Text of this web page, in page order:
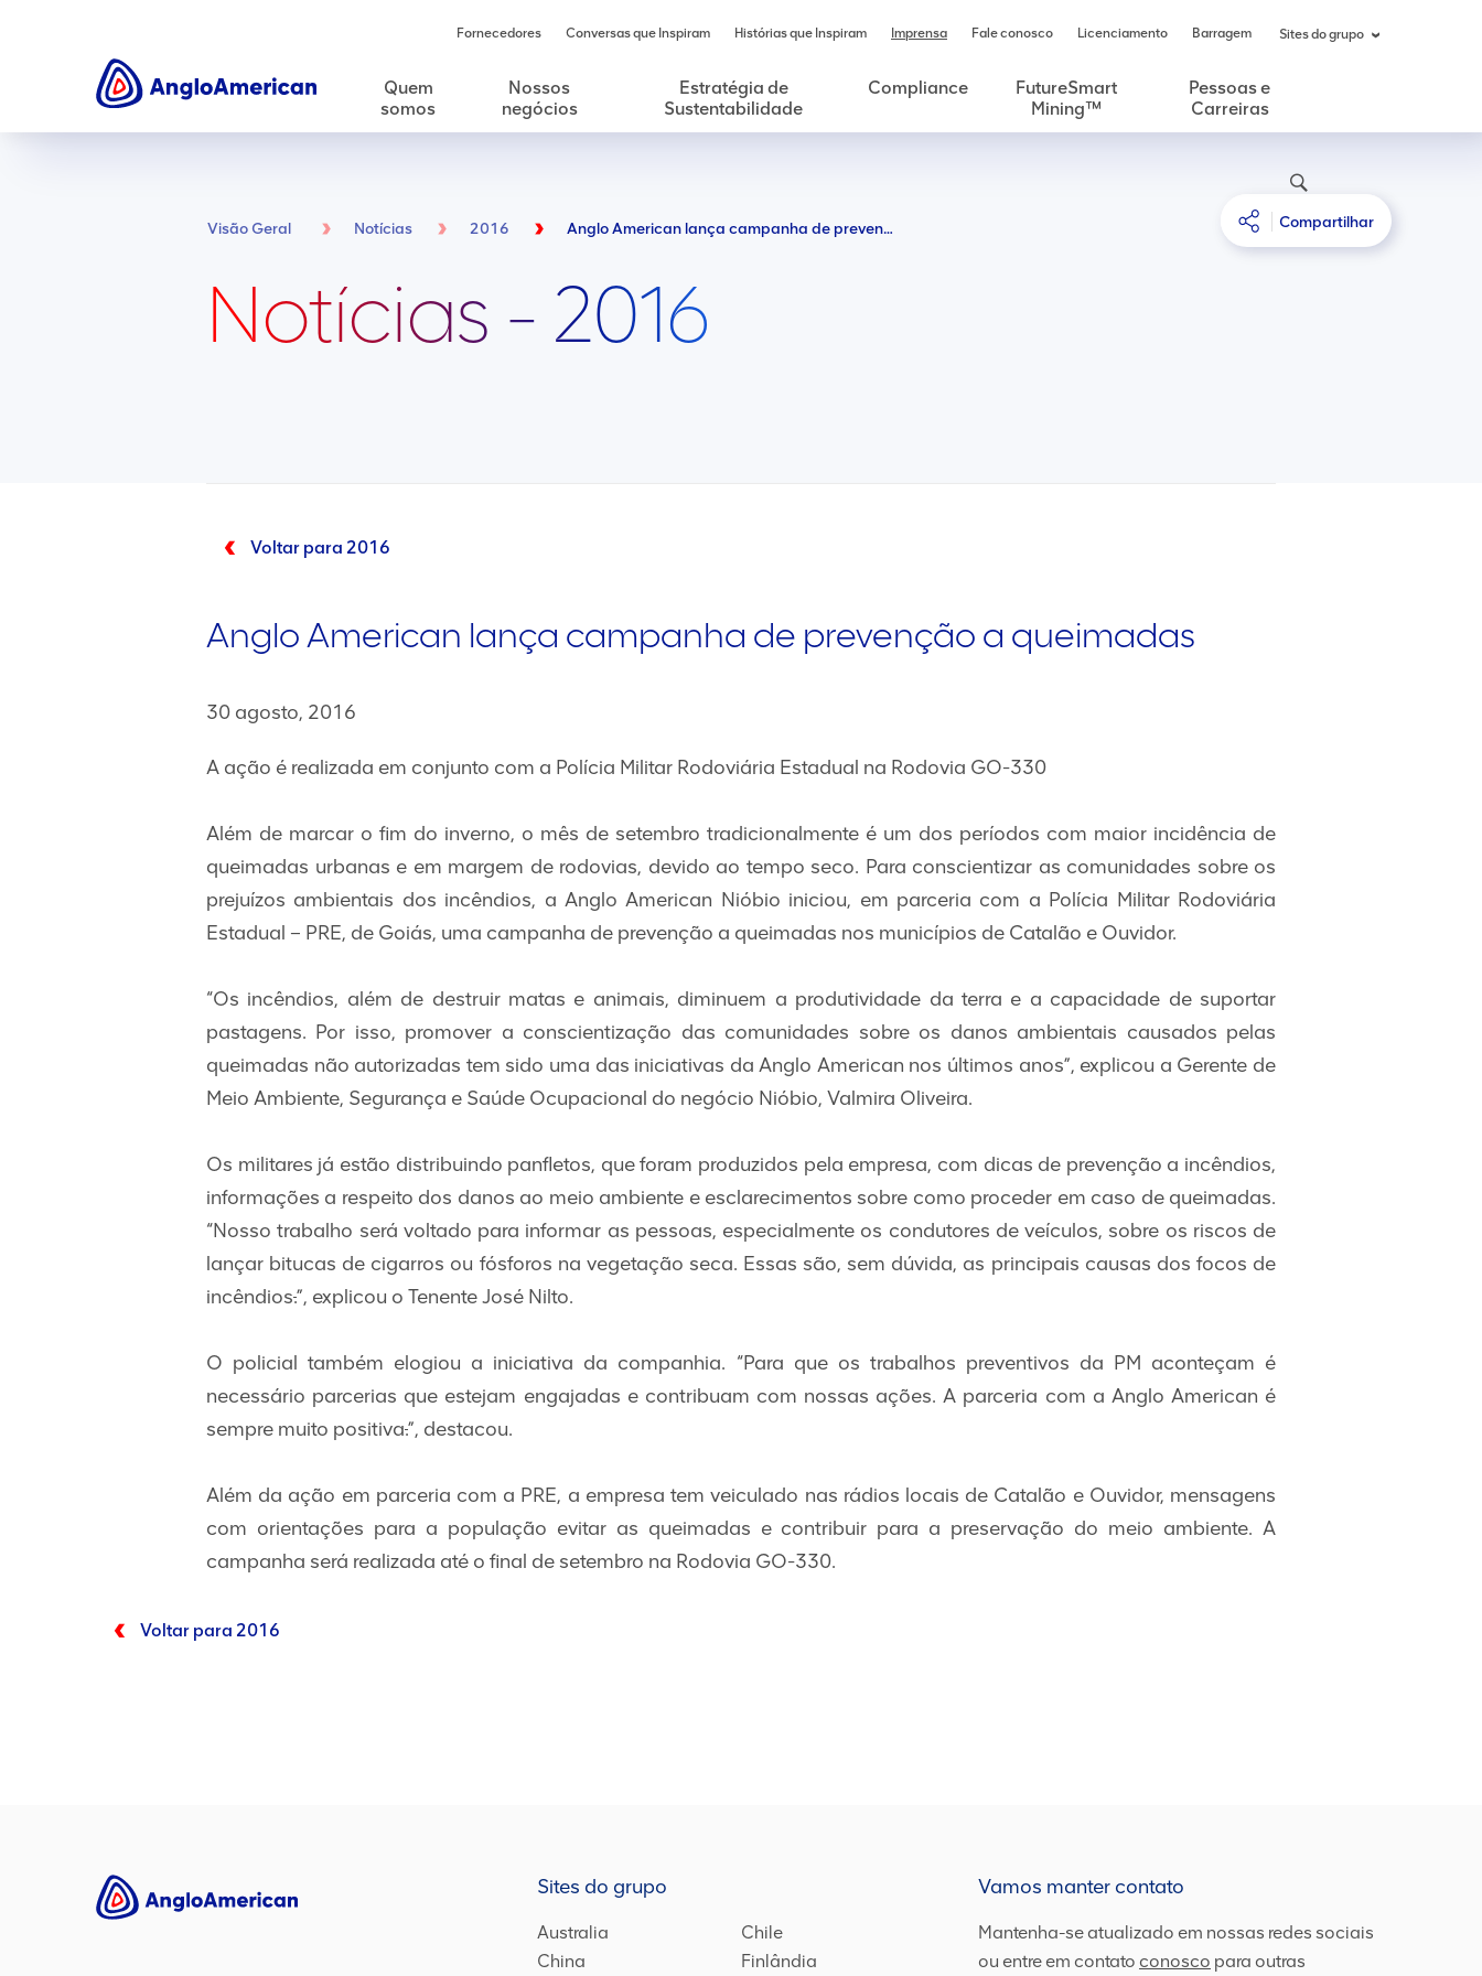
Fornecedores Conversas que Inspiram Histórias que Inspiram Imprensa Fale conosco Licenciamento Barragem Sites do grupo
Quem
somos
Nossos
negócios
Estratégia de
Sustentabilidade
Compliance
FutureSmart
Mining™
Pessoas e
Carreiras
Notícias - 2016
Visão Geral Notícias 2016 Anglo American lança campanha de prevenção a queimadas Compartilhar
Voltar para 2016
Anglo American lança campanha de prevenção a queimadas
30 agosto, 2016
A ação é realizada em conjunto com a Polícia Militar Rodoviária Estadual na Rodovia GO-330
Além de marcar o fim do inverno, o mês de setembro tradicionalmente é um dos períodos com maior incidência de
queimadas urbanas e em margem de rodovias, devido ao tempo seco. Para conscientizar as comunidades sobre os
prejuízos ambientais dos incêndios, a Anglo American Nióbio iniciou, em parceria com a Polícia Militar Rodoviária
Estadual – PRE, de Goiás, uma campanha de prevenção a queimadas nos municípios de Catalão e Ouvidor.
“Os incêndios, além de destruir matas e animais, diminuem a produtividade da terra e a capacidade de suportar
pastagens. Por isso, promover a conscientização das comunidades sobre os danos ambientais causados pelas
queimadas não autorizadas tem sido uma das iniciativas da Anglo American nos últimos anos”, explicou a Gerente de
Meio Ambiente, Segurança e Saúde Ocupacional do negócio Nióbio, Valmira Oliveira.
Os militares já estão distribuindo panfletos, que foram produzidos pela empresa, com dicas de prevenção a incêndios,
informações a respeito dos danos ao meio ambiente e esclarecimentos sobre como proceder em caso de queimadas.
“Nosso trabalho será voltado para informar as pessoas, especialmente os condutores de veículos, sobre os riscos de
lançar bitucas de cigarros ou fósforos na vegetação seca. Essas são, sem dúvida, as principais causas dos focos de
incêndios.”, explicou o Tenente José Nilto.
O policial também elogiou a iniciativa da companhia. “Para que os trabalhos preventivos da PM aconteçam é
necessário parcerias que estejam engajadas e contribuam com nossas ações. A parceria com a Anglo American é
sempre muito positiva.”, destacou.
Além da ação em parceria com a PRE, a empresa tem veiculado nas rádios locais de Catalão e Ouvidor, mensagens
com orientações para a população evitar as queimadas e contribuir para a preservação do meio ambiente. A
campanha será realizada até o final de setembro na Rodovia GO-330.
Voltar para 2016
Sites do grupo
Australia
Chile
China
Finlândia
Vamos manter contato
Mantenha-se atualizado em nossas redes sociais
ou entre em contato conosco para outras